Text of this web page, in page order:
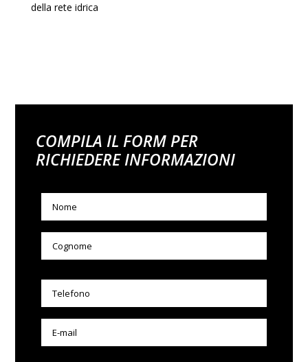
della rete idrica
COMPILA IL FORM PER
RICHIEDERE INFORMAZIONI